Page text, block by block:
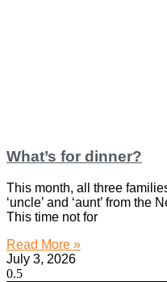
What’s for dinner?
This month, all three
‘uncle’ and ‘aunt’ from
This time not for
Read More »
July 3, 2026